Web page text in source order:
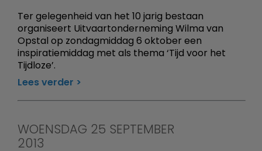
Ter gelegenheid van het 10 jarig bestaan
organiseert Uitvaartonderneming Wilma van
Opstal op zondagmiddag 6 oktober een
inspiratiemiddag met als thema ‘Tijd voor het
Tijdloze’.
Lees verder
WOENSDAG 25 SEPTEMBER
2013